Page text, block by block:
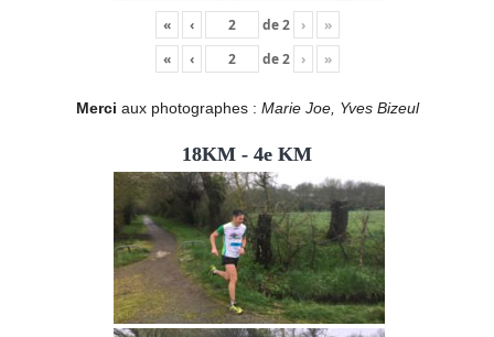
« ‹ de2 ›
»
«
‹ de2 › »
Merci aux photographes : Marie Joe, Yves Bizeul
18KM - 4e KM